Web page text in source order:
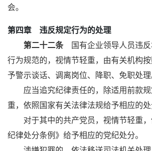
会。
第四章 违反规定行为的处理
第二十二条国有企业领导人员违反
行为规范的，视情节轻重，由有关机构
予警示谈话、调离岗位、降职、免职处理
应当追究纪律责任的，除适用前款规
重，依照国家有关法律法规给予相应的处
对于其中的共产党员，视情节轻重，
纪律处分条例》给予相应的党纪处分。